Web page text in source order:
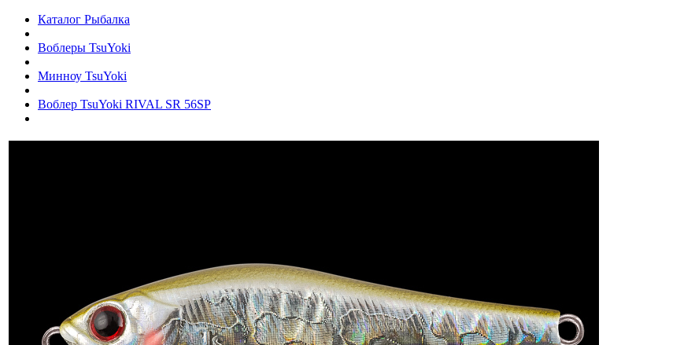
Каталог Рыбалка
Воблеры TsuYoki
Минноу TsuYoki
Воблер TsuYoki RIVAL SR 56SP